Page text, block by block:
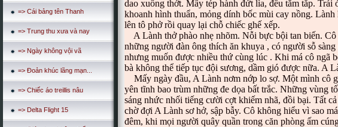
=> Cái bảng tên Thanh
=> Trung thu xưa và nay
=> Ngày không vội vã
=> Đoản khúc lãng mạn...
=> Chiếc áo treillis nâu
=> Delta Flight 15
dao xuống thớt. Mấy tép hành đứt lìa, đều tăm tắp. Trái
khoanh hình thuẩn, mỏng dính bốc mùi cay nồng.
lên tô phở rồi quay lại chỗ chiếc ghế xếp.
A Lành thở phào nhẹ nhõm. Nỗi bực bội tan biến. Cô
những người đàn ông thích ăn khuya , có người sỗ
nhưng muốn được nhiều thứ cùng lúc . Khi má cô ngã
bà không thể tiếp tục đội sương, dầm gió được nữa. A
Mấy ngày đầu, A Lành nơm nớp lo sợ. Một mình cô
yên tĩnh bao trùm những đe dọa bất trắc. Những vùng
sáng nhức nhối tiếng cười cợt khiếm nhã, đồi bại. Tất
chờ đợi A Lành sơ hở, sập bẫy. Cô không hiểu vì sao
đêm, khi mọi người quây quần trong căn phòng ấm